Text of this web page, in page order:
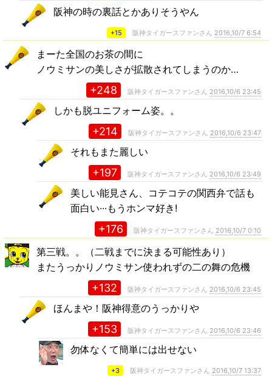
阪神の時の裏話とかありそうやん
+15 阪神タイガースファンさん 2016,10/7 6:54
まーた全国のお茶の間に
ノウミサンの美しさが拡散されてしまうのか…
+248 阪神タイガースファンさん 2016,10/6 23:45
しかも脱ユニフォーム姿。。
+214 阪神タイガースファンさん 2016,10/6 23:47
それもまた麗しい
+197 阪神タイガースファンさん 2016,10/6 23:49
美しい能見さん、コテコテの関西弁で話も
面白い···もうホンマ好き!
+176 阪神タイガースファンさん 2016,10/7 0:10
第三戦。。（二戦までに決まる可能性あり）
またうっかりノウミサン使われずの二の舞の危機
+132 阪神タイガースファンさん 2016,10/6 23:45
ほんまや！阪神得意のうっかりや
+153 阪神タイガースファンさん 2016,10/6 23:46
勿体なくて簡単には出せない
+3 阪神タイガースファンさん 2016,10/7 13:37